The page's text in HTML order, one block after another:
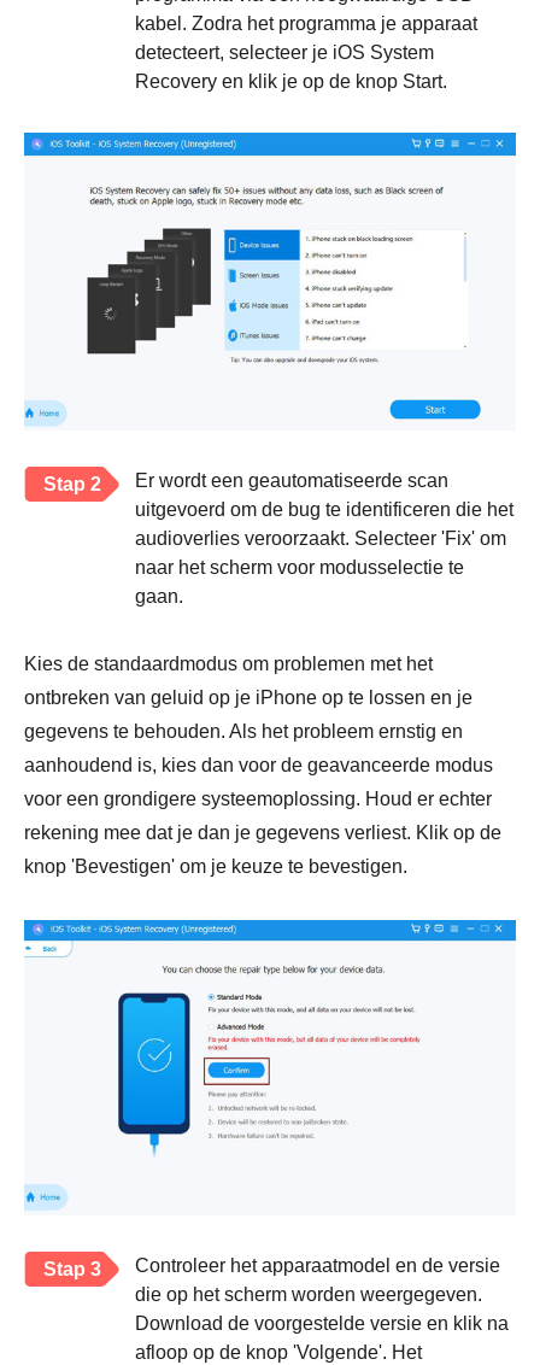
kabel. Zodra het programma je apparaat
detecteert, selecteer je iOS System
Recovery en klik je op de knop Start.
Stap 2
Er wordt een geautomatiseerde scan
uitgevoerd om de bug te identificeren die het
audioverlies veroorzaakt. Selecteer 'Fix' om
naar het scherm voor modusselectie te
gaan.
Kies de standaardmodus om problemen met het
ontbreken van geluid op je iPhone op te lossen en je
gegevens te behouden. Als het probleem ernstig en
aanhoudend is, kies dan voor de geavanceerde modus
voor een grondigere systeemoplossing. Houd er echter
rekening mee dat je dan je gegevens verliest. Klik op de
knop 'Bevestigen' om je keuze te bevestigen.
Stap 3
Controleer het apparaatmodel en de versie
die op het scherm worden weergegeven.
Download de voorgestelde versie en klik na
afloop op de knop 'Volgende'. Het